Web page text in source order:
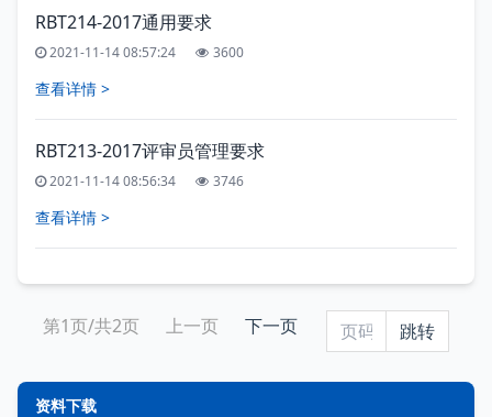
资料下载
RBT214-2017通用要求
2021-11-14 08:57:24 3600
查看详情 >
RBT213-2017评审员管理要求
2021-11-14 08:56:34 3746
查看详情 >
第1页/共2页 上一页 下一页